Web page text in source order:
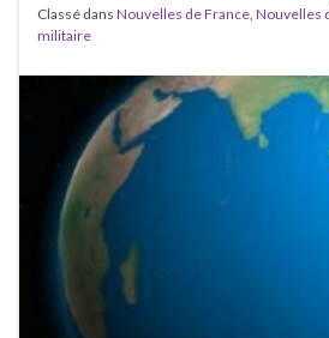
Classé dans Nouvelles de France, Nouvelles
militaire